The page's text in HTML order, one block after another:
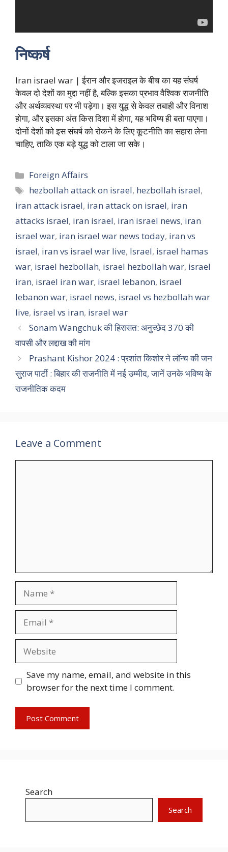
निष्कर्ष
Iran israel war | ईरान और इजराइल के बीच का यह संघर्ष
केवल दो देशों का मुद्दा नहीं है, बल्कि इसका प्रभाव वैश्विक राजनीति
और अर्थव्यवस्था पर भी पड़ेगा। इस युद्ध से केवल तबाही और विनाश
होगा, और इसका अंत किस दिशा में होगा, यह भविष्य ही बता पाएगा।
दोनों देशों को इस संघर्ष को रोकने के लिए कूटनीति का सहारा लेना
चाहिए, ताकि एक बड़े युद्ध को टाला जा सके।
Categories
Foreign Affairs
Tags
hezbollah attack on israel, hezbollah israel,
iran attack israel, iran attack on israel, iran
attacks israel, iran israel, iran israel news, iran
israel war, iran israel war news today, iran vs
israel, iran vs israel war live, Israel, israel hamas
war, israel hezbollah, israel hezbollah war, israel
iran, israel iran war, israel lebanon, israel
lebanon war, israel news, israel vs hezbollah war
live, israel vs iran, israel war
Sonam Wangchuk की हिरासत: अनुच्छेद 370 की
वापसी और लद्दाख की मांग
Prashant Kishor 2024 : प्रशांत किशोर ने लॉन्च की जन
सुराज पार्टी : बिहार की राजनीति में नई उम्मीद, जानें उनके भविष्य के
राजनीतिक कदम
Leave a Comment
Save my name, email, and website in this
browser for the next time I comment.
Search
Search